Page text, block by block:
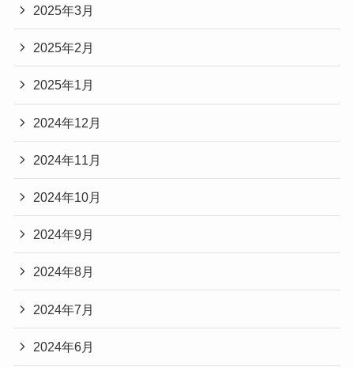
2025年3月
2025年2月
2025年1月
2024年12月
2024年11月
2024年10月
2024年9月
2024年8月
2024年7月
2024年6月